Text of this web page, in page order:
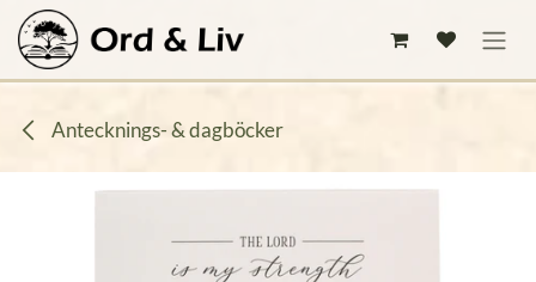
Hoppa till innehåll
Antecknings- & dagböcker